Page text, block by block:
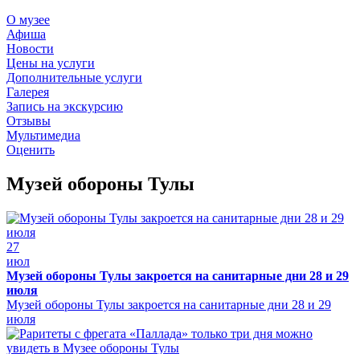
О музее
Афиша
Новости
Цены на услуги
Дополнительные услуги
Галерея
Запись на экскурсию
Отзывы
Мультимедиа
Оценить
Музей обороны Тулы
27
июл
Музей обороны Тулы закроется на санитарные дни 28 и 29
июля
Музей обороны Тулы закроется на санитарные дни 28 и 29
июля